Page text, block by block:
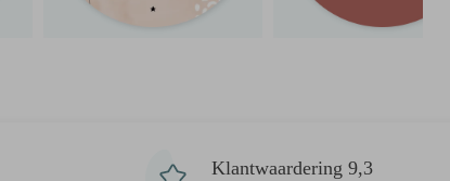
Klantwaardering 9,3